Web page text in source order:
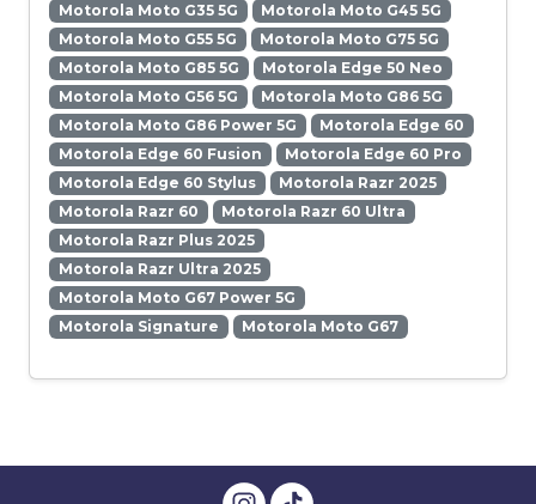
Motorola Moto G35 5G
Motorola Moto G45 5G
Motorola Moto G55 5G
Motorola Moto G75 5G
Motorola Moto G85 5G
Motorola Edge 50 Neo
Motorola Moto G56 5G
Motorola Moto G86 5G
Motorola Moto G86 Power 5G
Motorola Edge 60
Motorola Edge 60 Fusion
Motorola Edge 60 Pro
Motorola Edge 60 Stylus
Motorola Razr 2025
Motorola Razr 60
Motorola Razr 60 Ultra
Motorola Razr Plus 2025
Motorola Razr Ultra 2025
Motorola Moto G67 Power 5G
Motorola Signature
Motorola Moto G67